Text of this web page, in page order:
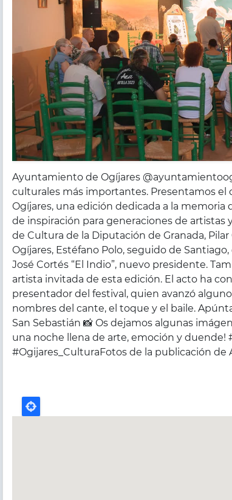
Ayuntamiento de Ogíjares
culturales más importantes. Presentamos el
Ogíjares, una edición dedicada a la
de inspiración para generaciones de artistas
de Cultura de la Diputación de Granada,
Ogíjares, Estéfano Polo, seguido de
José Cortés “El Indio”, nuevo presidente.
artista invitada de esta edición. El acto ha
presentador del festival, quien avanzó
nombres del cante, el toque y el baile.
San Sebastián 📸 Os dejamos algunas
una noche llena de arte, emoción y duende!
#Ogijares_CulturaFotos de la publicación